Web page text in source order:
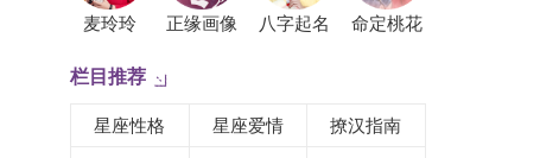
麦玲玲 正缘画像 八字起名 命定桃花
栏目推荐
星座性格 星座爱情 撩汉指南